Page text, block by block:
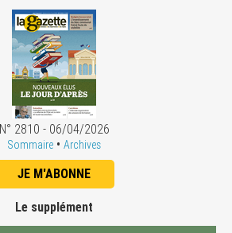
N° 2810 - 06/04/2026
Sommaire • Archives
JE M'ABONNE
Le supplément